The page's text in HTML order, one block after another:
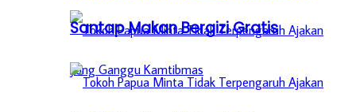
Santap Makan Bergizi Gratis